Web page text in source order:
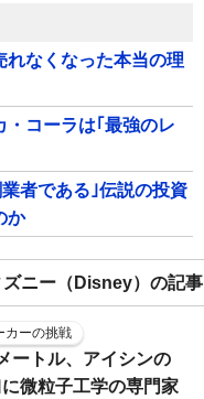
れなくなった本当の理
コーラは｢最強のレ
者である｣伝説の投資
か
ズニー（Disney）の記事
カーの挑戦
ートル、アイシンの
微粒子工学の専門家